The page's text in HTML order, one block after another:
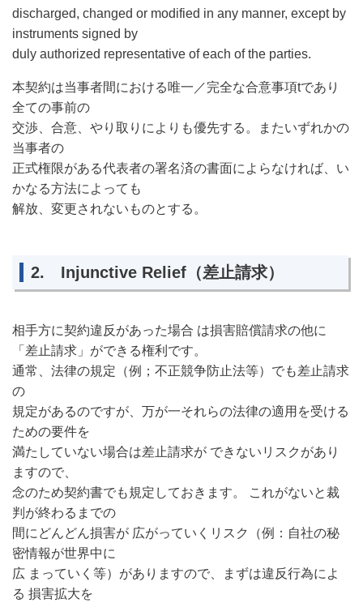
discharged, changed or modified in any manner, except by
instruments signed by
duly authorized representative of each of the parties.
本契約は当事者間における唯一／完全な合意事項tであり
全ての事前の
交渉、合意、やり取りによりも優先する。またいずれかの
当事者の
正式権限がある代表者の署名済の書面によらなければ、い
かなる方法によっても
解放、変更されないものとする。
2. Injunctive Relief（差止請求）
相手方に契約違反があった場合 は損害賠償請求の他に
「差止請求」ができる権利です。
通常、法律の規定（例；不正競争防止法等）でも差止請求
の
規定があるのですが、万が一それらの法律の適用を受ける
ための要件を
満たしていない場合は差止請求が できないリスクがあり
ますので、
念のため契約書でも規定しておきます。
これがないと裁
判が終わるまでの
間にどんどん損害が 広がっていくリスク（例：自社の秘
密情報が世界中に
広 まっていく等）がありますので、まずは違反行為によ
る 損害拡大を